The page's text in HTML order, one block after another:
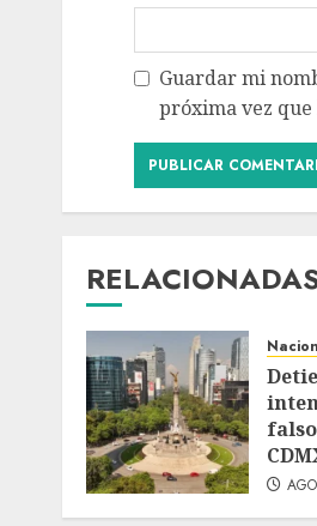
Guardar mi
próxima vez
falso